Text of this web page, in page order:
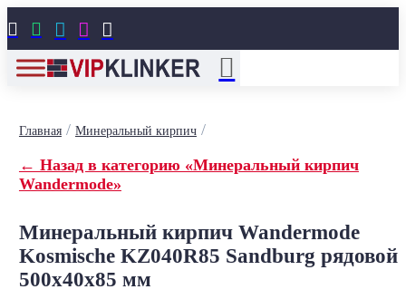
    
Главная/ Минеральный кирпич/
← Назад в категорию «Минеральный кирпич
Wandermode»
Минеральный кирпич Wandermode
Kosmische KZ040R85 Sandburg рядовой
500x40x85 мм